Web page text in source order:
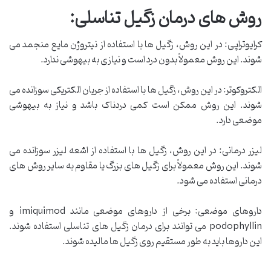
روش های درمان زگیل تناسلی:
کرایوتراپی: در این روش، زگیل ها با استفاده از نیتروژن مایع منجمد می
شوند. این روش معمولاً بدون درد است و نیازی به بیهوشی ندارد.
الکتروکوتر: در این روش، زگیل ها با استفاده از جریان الکتریکی سوزانده می
شوند. این روش ممکن است کمی دردناک باشد و نیاز به بیهوشی
موضعی دارد.
لیزر درمانی: در این روش، زگیل ها با استفاده از اشعه لیزر سوزانده می
شوند. این روش معمولاً برای زگیل های بزرگ یا مقاوم به سایر روش های
درمانی استفاده می شود.
داروهای موضعی: برخی از داروهای موضعی مانند imiquimod و
podophyllin می توانند برای درمان زگیل های تناسلی استفاده شوند.
این داروها باید به طور مستقیم روی زگیل ها مالیده شوند.